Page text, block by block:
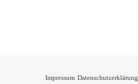
Impressum Datenschutzerklärung